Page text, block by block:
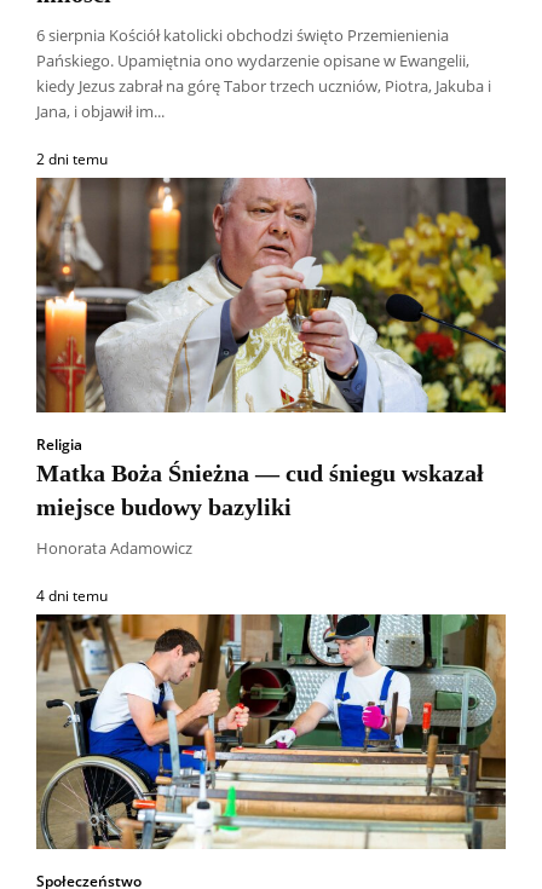
6 sierpnia Kościół katolicki obchodzi święto Przemienienia
Pańskiego. Upamiętnia ono wydarzenie opisane w Ewangelii,
kiedy Jezus zabrał na górę Tabor trzech uczniów, Piotra, Jakuba i
Jana, i objawił im...
2 dni temu
Religia
Matka Boża Śnieżna — cud śniegu wskazał
miejsce budowy bazyliki
Honorata Adamowicz
4 dni temu
Społeczeństwo